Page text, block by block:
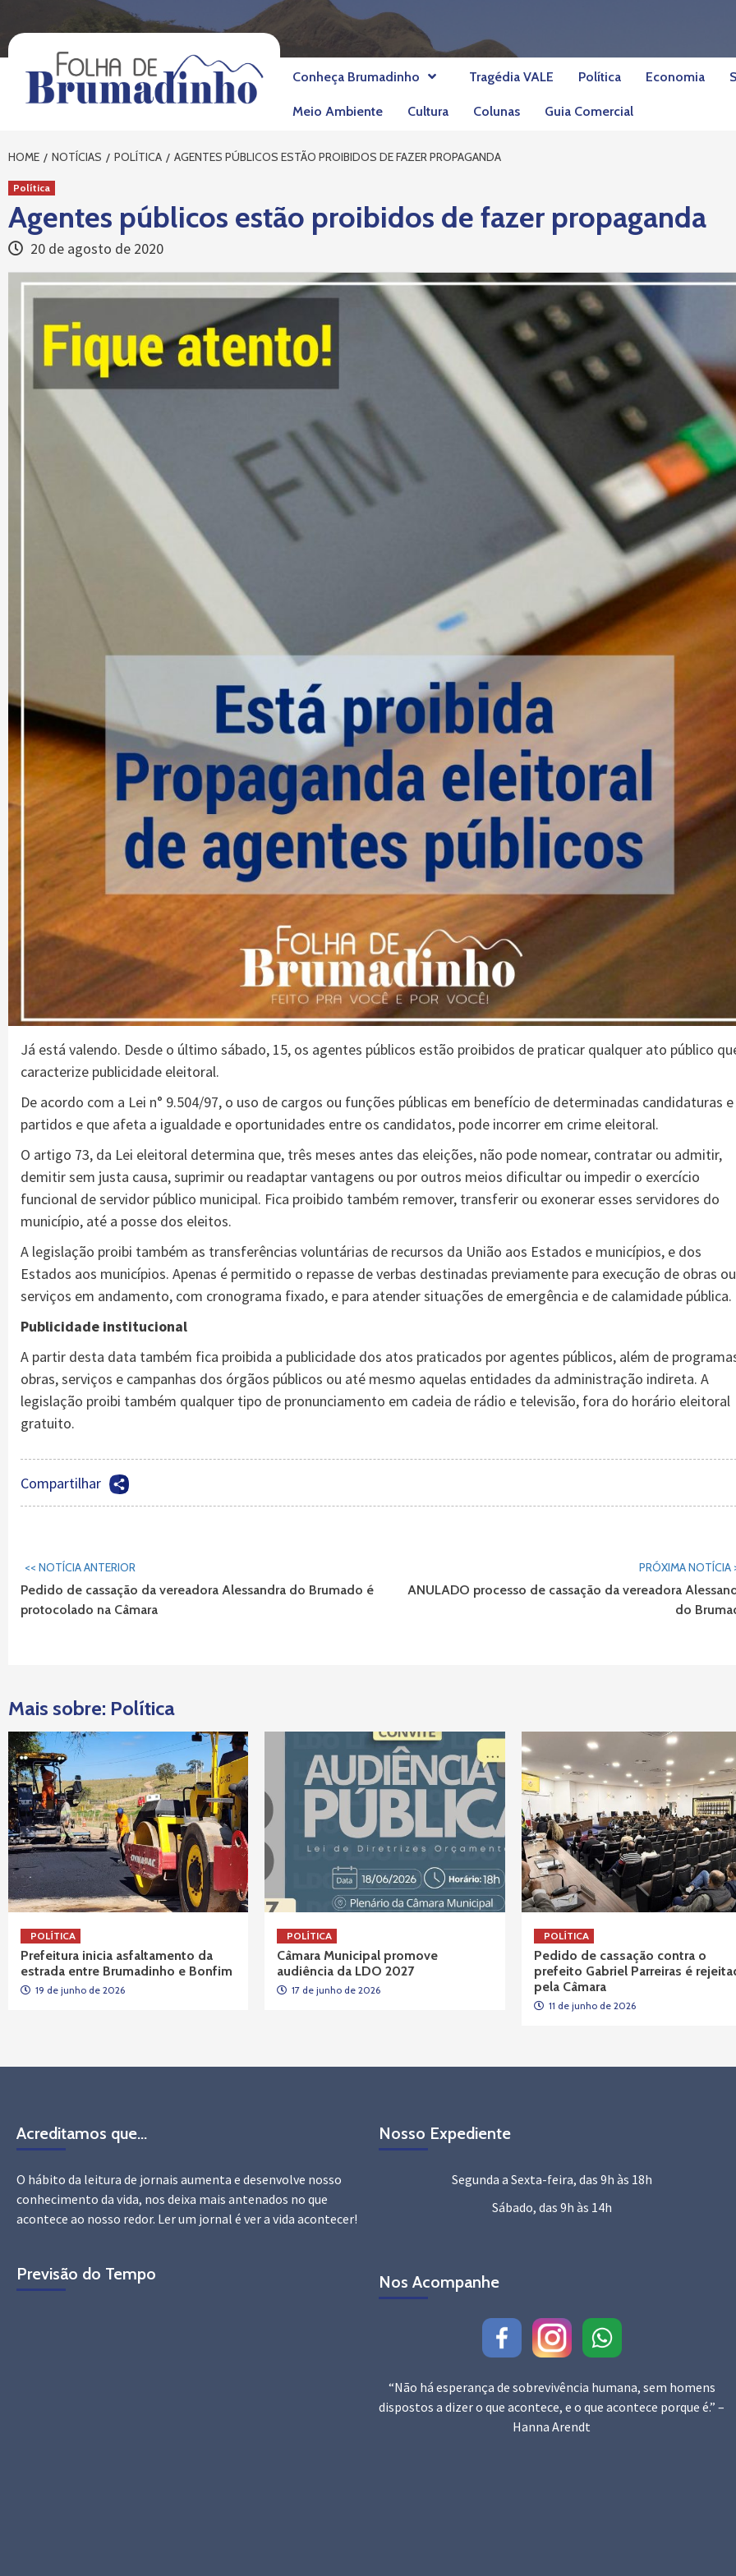
content
Conheça Brumadinho Tragédia VALE Política Economia
Meio Ambiente Cultura Colunas Guia Comercial
HOME NOTÍCIAS POLÍTICA AGENTES PÚBLICOS ESTÃO PROIBIDOS DE FAZER PROPAGANDA
Política
Agentes públicos estão proibidos de fazer propaganda
20 de agosto de 2020
Já está valendo. Desde o último sábado, 15, os agentes públicos estão proibidos de praticar qualquer ato público
caracterize publicidade eleitoral.
De acordo com a Lei n° 9.504/97, o uso de cargos ou funções públicas em benefício de determinadas candidaturas e
partidos e que afeta a igualdade e oportunidades entre os candidatos, pode incorrer em crime eleitoral.
O artigo 73, da Lei eleitoral determina que, três meses antes das eleições, não pode nomear, contratar ou admitir,
demitir sem justa causa, suprimir ou readaptar vantagens ou por outros meios dificultar ou impedir o exercício
funcional de servidor público municipal. Fica proibido também remover, transferir ou exonerar esses servidores do
município, até a posse dos eleitos.
A legislação proibi também as transferências voluntárias de recursos da União aos Estados e municípios, e dos
Estados aos municípios. Apenas é permitido o repasse de verbas destinadas previamente para execução de obras ou
serviços em andamento, com cronograma fixado, e para atender situações de emergência e de calamidade pública.
Publicidade institucional
A partir desta data também fica proibida a publicidade dos atos praticados por agentes públicos, além de
obras, serviços e campanhas dos órgãos públicos ou até mesmo aquelas entidades da administração indireta. A
legislação proibi também qualquer tipo de pronunciamento em cadeia de rádio e televisão, fora do horário eleitoral
gratuito.
Compartilhar
Continuar
Lendo...
<< NOTÍCIA ANTERIOR
Pedido de cassação da vereadora Alessandra do Brumado é
protocolado na Câmara
PRÓXIMA NOTÍCIA
ANULADO processo de cassação da vereadora
do
Mais sobre: Política
POLÍTICA
Prefeitura inicia asfaltamento da
estrada entre Brumadinho e Bonfim
19 de junho de 2026
POLÍTICA
Câmara Municipal promove
audiência da LDO 2027
17 de junho de 2026
POLÍTICA
Pedido de cassação contra o
prefeito Gabriel Parreiras é
pela Câmara
11 de junho de 2026
Acreditamos que…
O hábito da leitura de jornais aumenta e desenvolve nosso
conhecimento da vida, nos deixa mais antenados no que
acontece ao nosso redor. Ler um jornal é ver a vida acontecer!
Previsão do Tempo
Nosso Expediente
Segunda a Sexta-feira, das 9h às 18h
Sábado, das 9h às 14h
Nos Acompanhe
“Não há esperança de sobrevivência humana, sem homens
dispostos a dizer o que acontece, e o que acontece porque é.” –
Hanna Arendt